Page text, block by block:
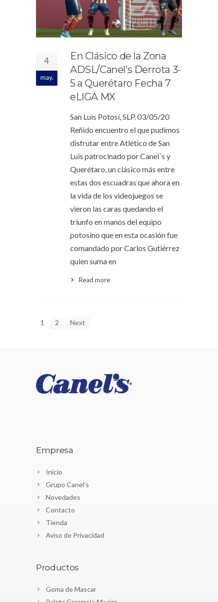
4
may.
En Clásico de la Zona
ADSL/Canel’s Derrota 3-
5 a Querétaro Fecha 7
eLIGA MX
San Luis Potosí, SLP. 03/05/20
Reñido encuentro el que pudimos
disfrutar entre Atlético de San
Luis patrocinado por Canel´s y
Querétaro, un clásico más entre
estas dos escuadras que ahora en
la vida de los videojuegos se
vieron las caras quedando el
triunfo en manos del equipo
potosino que en esta ocasión fue
comandado por Carlos Gutiérrez
quien suma en
Read more
1 2 Next
Empresa
Inicio
Grupo Canel's
Novedades
Contacto
Tienda
Aviso de Privacidad
Productos
Goma de Mascar